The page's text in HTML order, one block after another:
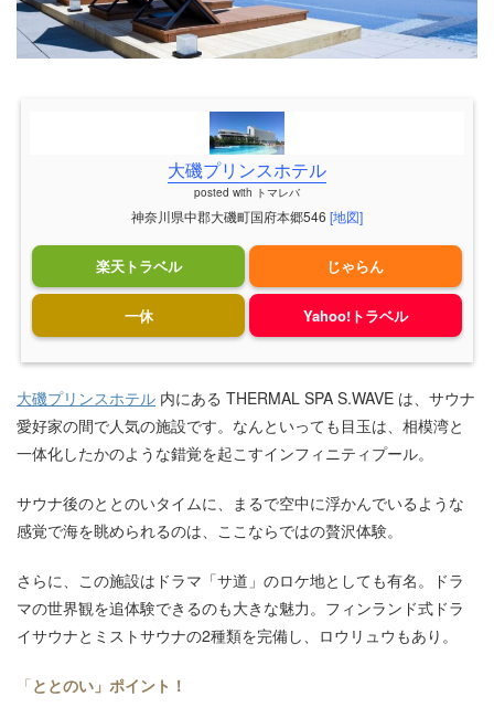
大磯プリンスホテル
posted with トマレバ
神奈川県中郡大磯町国府本郷546 [地図]
楽天トラベル じゃらん
一休 Yahoo!トラベル
大磯プリンスホテル 内にある THERMAL SPA S.WAVE は、サウナ
愛好家の間で人気の施設です。なんといっても目玉は、相模湾と
一体化したかのような錯覚を起こすインフィニティプール。
サウナ後のととのいタイムに、まるで空中に浮かんでいるような
感覚で海を眺められるのは、ここならではの贅沢体験。
さらに、この施設はドラマ「サ道」のロケ地としても有名。ドラ
マの世界観を追体験できるのも大きな魅力。フィンランド式ドラ
イサウナとミストサウナの2種類を完備し、ロウリュウもあり。
「ととのい」ポイント！